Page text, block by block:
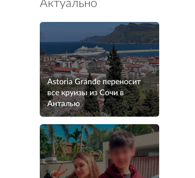
Актуально
Astoria Grande переносит
все круизы из Сочи в
Анталью